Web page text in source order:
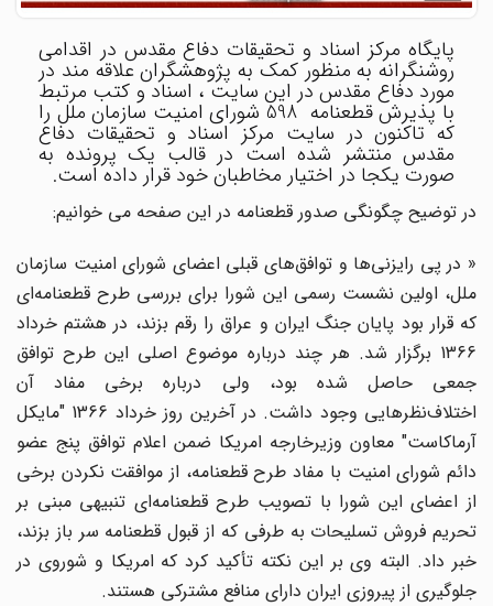
پایگاه مرکز اسناد و تحقیقات دفاع مقدس در اقدامی
روشنگرانه به منظور کمک به پژوهشگران علاقه مند در
مورد دفاع مقدس در این سایت ، اسناد و کتب مرتبط
با پذیرش قطعنامه 598 شورای امنیت سازمان ملل را
که تاکنون در سایت مرکز اسناد و تحقیقات دفاع
مقدس منتشر شده است در قالب یک پرونده به
صورت یکجا در اختیار مخاطبان خود قرار داده است.
در توضیح چگونگی صدور قطعنامه در این صفحه می خوانیم:
« در پی رایزنی‌ها و توافق‌های قبلی اعضای شورای امنیت سازمان
ملل، اولین نشست رسمی این شورا برای بررسی طرح قطعنامه‌ای
که قرار بود پایان جنگ ایران و عراق را رقم بزند، در هشتم خرداد
1366 برگزار شد. هر چند درباره موضوع اصلی این طرح توافق
جمعی حاصل شده بود، ولی درباره برخی مفاد آن
اختلاف‌نظرهایی وجود داشت. در آخرین روز خرداد 1366 "مایکل
آرماکاست" معاون وزیرخارجه امریکا ضمن اعلام توافق پنج عضو
دائم شورای امنیت با مفاد طرح قطعنامه، از موافقت نکردن برخی
از اعضای این شورا با تصویب طرح قطعنامه‌ای تنبیهی مبنی ‌بر
تحریم فروش تسلیحات به طرفی که از قبول قطعنامه سر باز بزند،
خبر داد. البته وی بر این نکته تأکید کرد که امریکا و شوروی در
جلوگیری از پیروزی ایران دارای منافع مشترکی هستند.